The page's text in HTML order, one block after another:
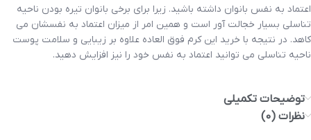
اعتماد به نفس بانوان داشته باشید. زیرا برای برخی بانوان تیره بودن ناحیه
تناسلی بسیار خجالت آور است و همین امر از میزان اعتماد به نفسشان می
کاهد. در نتیجه با خرید این کرم فوق العاده علاوه بر زیبایی و سلامت پوست
ناحیه تناسلی می توانید اعتماد به نفس خود را نیز افزایش دهید.
توضیحات تکمیلی
نظرات (0)